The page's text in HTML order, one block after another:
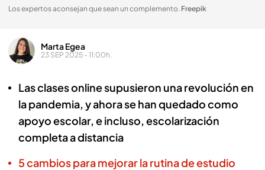
Los expertos aconsejan que sean un complemento. Freepik
Marta Egea
23 SEP 2025 - 11:00h.
Las clases online supusieron una revolución en
la pandemia, y ahora se han quedado como
apoyo escolar, e incluso, escolarización
completa a distancia
5 cambios para mejorar la rutina de estudio